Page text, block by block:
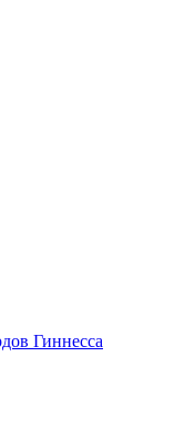
Гиннесса